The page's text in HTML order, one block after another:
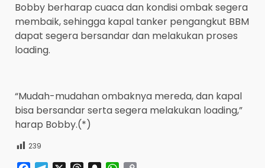
Bobby berharap cuaca dan kondisi ombak segera
membaik, sehingga kapal tanker pengangkut BBM
dapat segera bersandar dan melakukan proses
loading.
“Mudah-mudahan ombaknya mereda, dan kapal
bisa bersandar serta segera melakukan loading,”
harap Bobby.(*)
239